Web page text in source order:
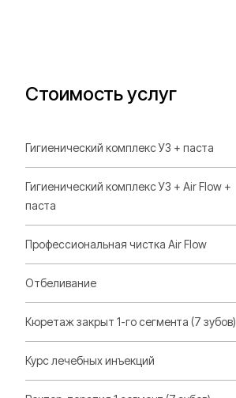
Стоимость услуг
Гигиенический комплекс УЗ + паста
Гигиенический комплекс УЗ + Air Flow +
паста
Профессиональная чистка Air Flow
Отбеливание
Кюретаж закрыт 1-го сегмента (7 зубов)
Курс лечебных инъекций